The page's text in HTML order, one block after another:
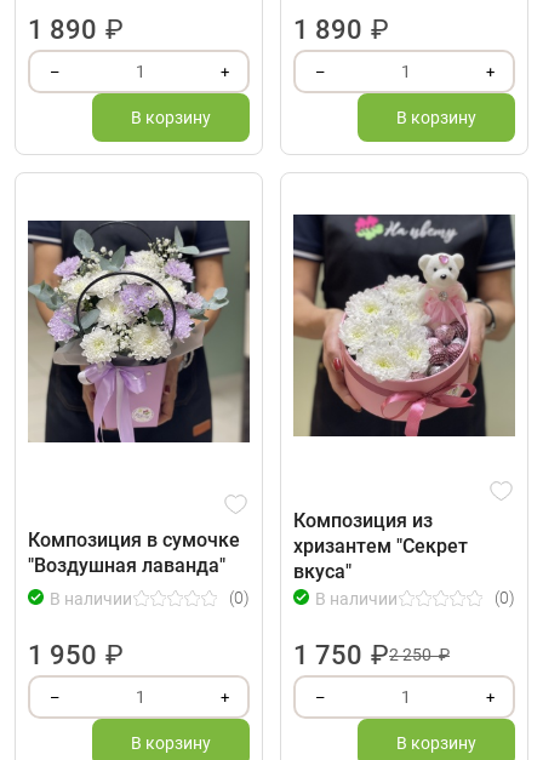
1 890 ₽
– 1 +
В корзину
1 890 ₽
– 1 +
В корзину
Композиция в сумочке
"Воздушная лаванда"
В наличии (0)
1 950 ₽
– 1 +
В корзину
Композиция из
хризантем "Секрет
вкуса"
В наличии (0)
1 750 ₽2 250 ₽
– 1 +
В корзину